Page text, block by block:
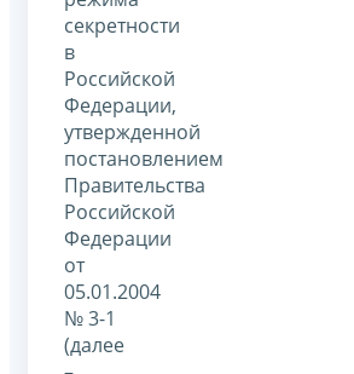
секретности
в
Российской
Федерации,
утвержденной
постановлением
Правительства
Российской
Федерации
от
05.01.2004
№ 3-1
(далее